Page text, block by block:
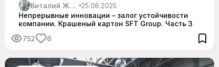
Поставщики
Технология
Химия
Экология
Виталий Житнюк
25.08.2025
Непрерывные инновации – залог устойчивости
компании. Крашеный картон SFT Group. Часть 3
752
6